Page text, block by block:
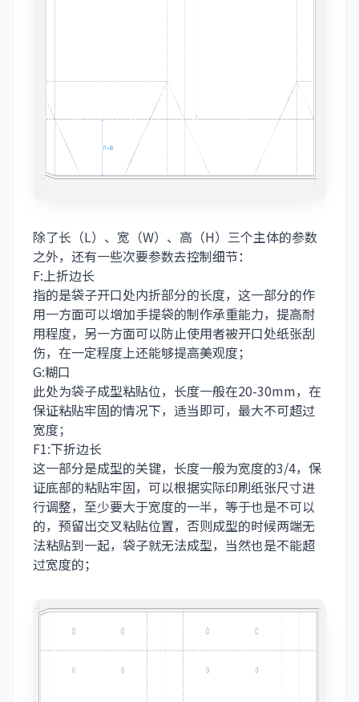
除了长（L）、宽（W）、高（H）三个主体的参数
之外，还有一些次要参数去控制细节：
F:上折边长
指的是袋子开口处内折部分的长度，这一部分的作
用一方面可以增加手提袋的制作承重能力，提高耐
用程度，另一方面可以防止使用者被开口处纸张刮
伤，在一定程度上还能够提高美观度；
G:糊口
此处为袋子成型粘贴位，长度一般在20-30mm，在
保证粘贴牢固的情况下，适当即可，最大不可超过
宽度；
F1:下折边长
这一部分是成型的关键，长度一般为宽度的3/4，保
证底部的粘贴牢固，可以根据实际印刷纸张尺寸进
行调整，至少要大于宽度的一半，等于也是不可以
的，预留出交叉粘贴位置，否则成型的时候两端无
法粘贴到一起，袋子就无法成型，当然也是不能超
过宽度的；